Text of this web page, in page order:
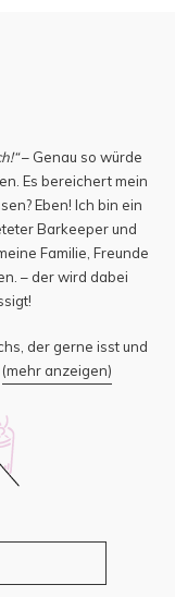
– Genau so würde
Es bereichert mein
Eben! Ich bin ein
Barkeeper und
Familie, Freunde
– der wird dabei
der gerne isst und
(mehr anzeigen)